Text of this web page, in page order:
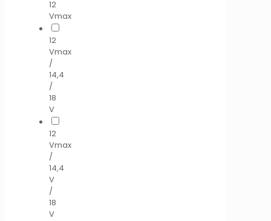
12
Vmax
12
Vmax
/
14,4
/
18
V
12
Vmax
/
14,4
V
/
18
V